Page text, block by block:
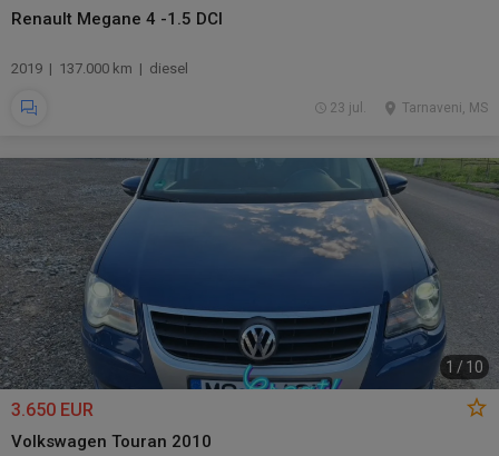
Renault Megane 4 -1.5 DCI
2019 | 137.000 km | diesel
Tarnaveni, MS
23 jul.
1 / 10
3.650 EUR
Volkswagen Touran 2010